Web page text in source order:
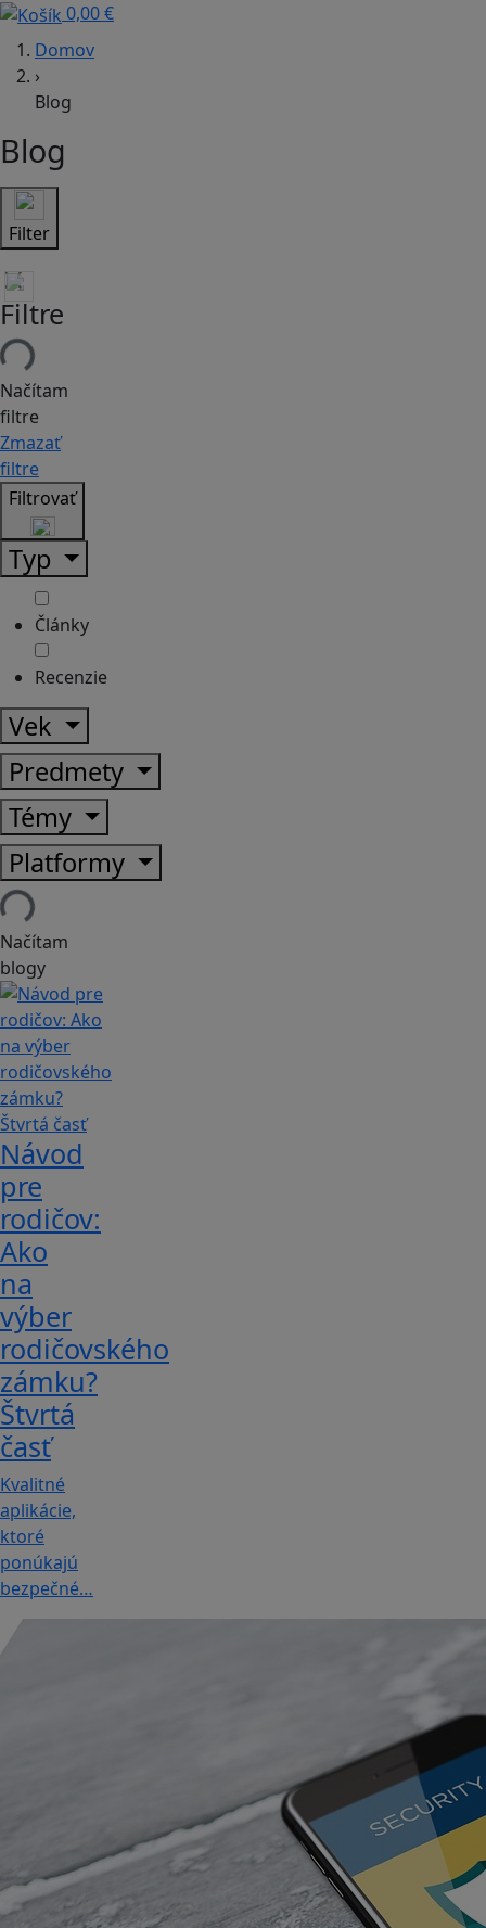
0,00 €
Domov
›
Blog
Blog
Filter
Filtre
Načítam
filtre
Zmazať
filtre
Filtrovať
Typ
Články
Recenzie
Vek
Predmety
Témy
Platformy
Načítam
blogy
Návod
pre
rodičov:
Ako
na
výber
rodičovského
zámku?
Štvrtá
časť
Kvalitné
aplikácie,
ktoré
ponúkajú
bezpečné…